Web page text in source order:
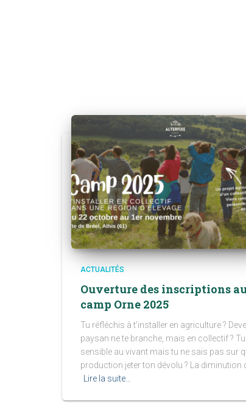
ACTUALITÉS
Ouverture des inscriptions
camp Orne 2025
Tu réfléchis à t’installer en agriculture ?
paysan·ne te branche, mais en collectif ?
sensible au vivant mais tu ne sais pas sur
production jeter ton dévolu ? La diminution
Lire la suite…